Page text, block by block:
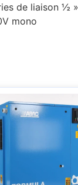
de liaison ½
mono